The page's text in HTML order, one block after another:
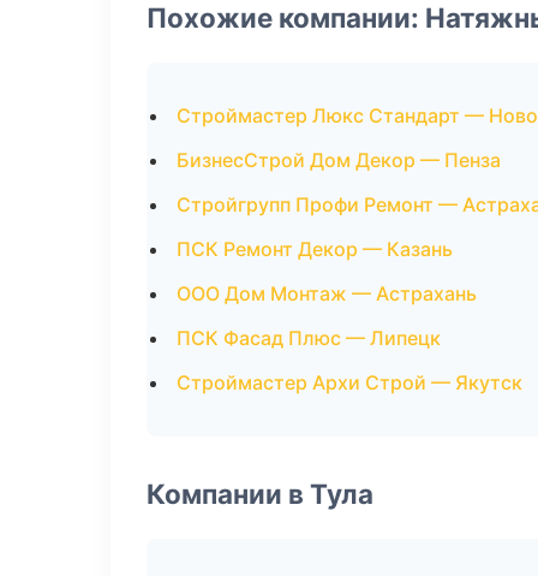
Похожие компании:
Строймастер Люкс Стандарт —
БизнесСтрой Дом Декор — Пенза
Стройгрупп Профи Ремонт —
ПСК Ремонт Декор — Казань
ООО Дом Монтаж — Астрахань
ПСК Фасад Плюс — Липецк
Строймастер Архи Строй — Якутск
Компании в Тула